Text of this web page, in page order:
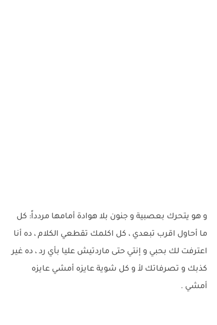
و هو يتحرك بعصبية و جنون بلا هوادة أمامها مردداً: كل
ما أحاول اقرب تبعدي ، كل اكلمك تقطعي الكلام ، ده أنا
اعترفت لك بحبي و إنتي حتى ماردتيش عليا بأي رد ، ده غير
كذبك و تصرفاتك لأ و كل شوية عايزه أمشي عايزه
أمشي .